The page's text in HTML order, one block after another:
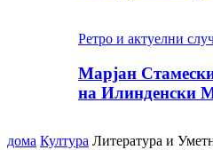
Ретро и актуелни
Марјан
на Илинденски
дома Култура Литература и